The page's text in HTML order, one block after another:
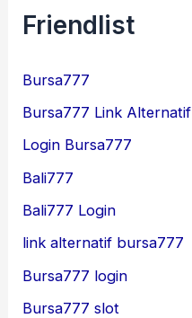
Friendlist
Bursa777
Bursa777 Link Alternatif
Login Bursa777
Bali777
Bali777 Login
link alternatif bursa777
Bursa777 login
Bursa777 slot